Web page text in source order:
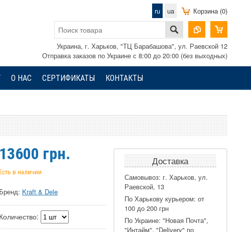
Корзина (0)
ru ua
Украина, г. Харьков, "ТЦ Барабашова", ул. Раевской 12
Отправка заказов по Украине с 8:00 до 20:00 (без выходных)
О НАС СЕРТИФИКАТЫ КОНТАКТЫ
13600 грн.
в наличии
Бренд: Kraft & Dele
Количество:
Доставка
Самовывоз: г. Харьков, ул.
Раевской, 13
По Харькову курьером: от
100 до 200 грн
По Украине: "Новая Почта",
"Интайм", "Delivery" по